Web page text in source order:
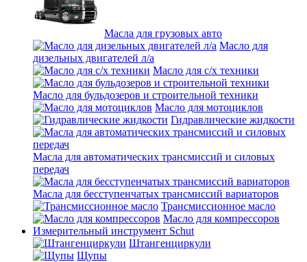
Масла для грузовых авто
Масло для
дизельных двигателей л/а
Масло для с/х техники
Масло для бульдозеров и строительной техники
Масло для мотоциклов
Гидравлические жидкости
Масла для автоматических трансмиссий и силовых
передач
Масла для бесступенчатых трансмиссий вариаторов
Трансмиссионное масло
Масло для компрессоров
Измерительный инструмент Schut
Штангенциркули
Щупы